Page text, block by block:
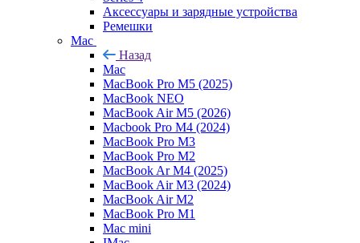
Аксессуары и зарядные устройства
Ремешки
Mac
Назад
Mac
MacBook Pro M5 (2025)
MacBook NEO
MacBook Air M5 (2026)
Macbook Pro M4 (2024)
MacBook Pro M3
MacBook Pro M2
MacBook Ar M4 (2025)
MacBook Air M3 (2024)
MacBook Air M2
MacBook Pro M1
Mac mini